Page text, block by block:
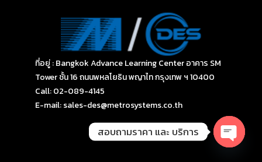
ที่อยู่ : Bangkok Advance Learning Center อาคาร SM
Tower ชั้น 16 ถนนพหลโยธิน พญาไท กรุงเทพ ฯ 10400
Call: 02-089-4145
E-mail: sales-des@metrosystems.co.th
สอบถามราคา และ บริการ
Open